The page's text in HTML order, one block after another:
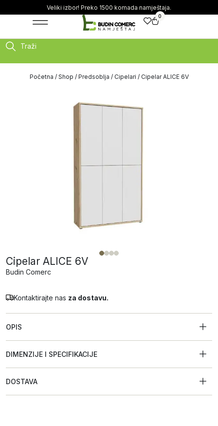
Veliki izbor! Preko 1500 komada namještaja.
0
Traži
Početna / Shop / Predsoblja / Cipelari / Cipelar ALICE 6V
Cipelar ALICE 6V
Budin Comerc
Kontaktirajte nas za dostavu.
OPIS
DIMENZIJE I SPECIFIKACIJE
DOSTAVA